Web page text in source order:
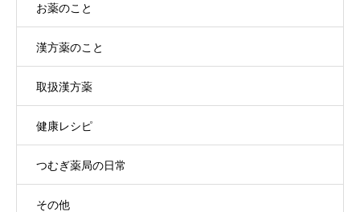
お薬のこと
漢方薬のこと
取扱漢方薬
健康レシピ
つむぎ薬局の日常
その他